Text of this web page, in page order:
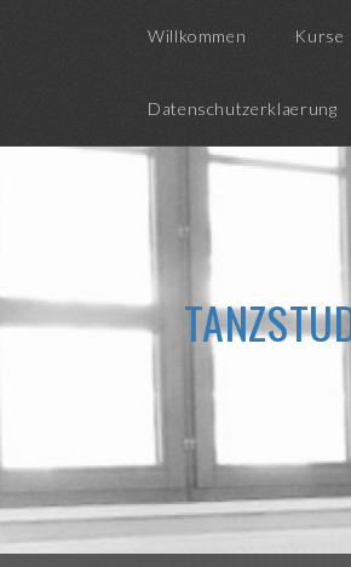
Willkommen Kurse
Datenschutzerklaerung